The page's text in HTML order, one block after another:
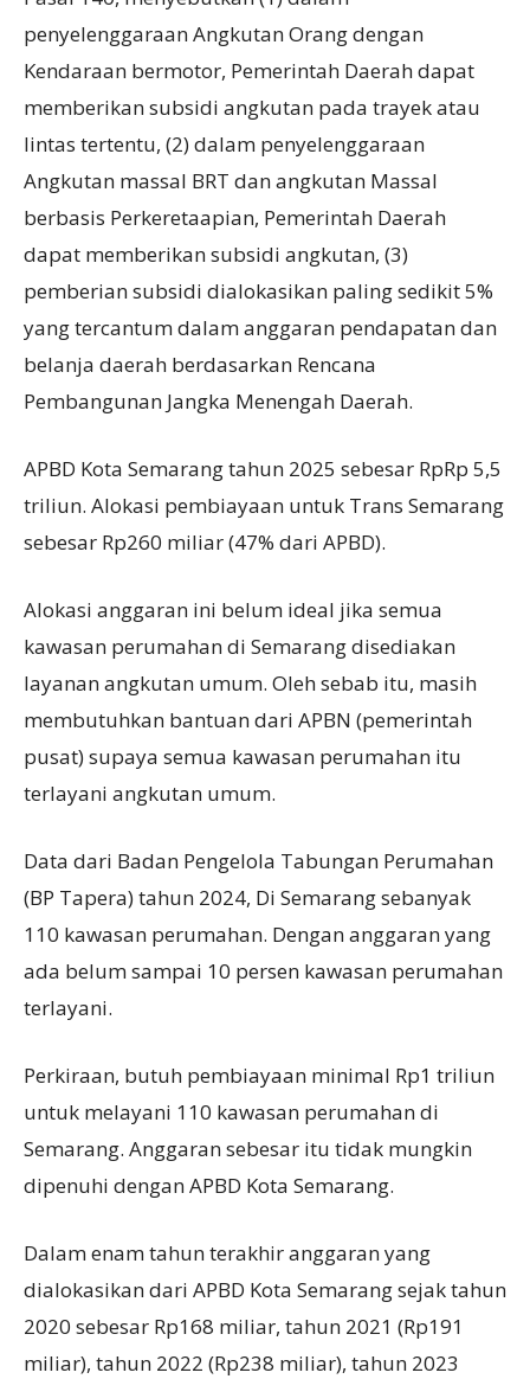
penyelenggaraan Angkutan Orang dengan
Kendaraan bermotor, Pemerintah Daerah dapat
memberikan subsidi angkutan pada trayek atau
lintas tertentu, (2) dalam penyelenggaraan
Angkutan massal BRT dan angkutan Massal
berbasis Perkeretaapian, Pemerintah Daerah
dapat memberikan subsidi angkutan, (3)
pemberian subsidi dialokasikan paling sedikit 5%
yang tercantum dalam anggaran pendapatan dan
belanja daerah berdasarkan Rencana
Pembangunan Jangka Menengah Daerah.
APBD Kota Semarang tahun 2025 sebesar RpRp 5,5
triliun. Alokasi pembiayaan untuk Trans Semarang
sebesar Rp260 miliar (47% dari APBD).
Alokasi anggaran ini belum ideal jika semua
kawasan perumahan di Semarang disediakan
layanan angkutan umum. Oleh sebab itu, masih
membutuhkan bantuan dari APBN (pemerintah
pusat) supaya semua kawasan perumahan itu
terlayani angkutan umum.
Data dari Badan Pengelola Tabungan Perumahan
(BP Tapera) tahun 2024, Di Semarang sebanyak
110 kawasan perumahan. Dengan anggaran yang
ada belum sampai 10 persen kawasan perumahan
terlayani.
Perkiraan, butuh pembiayaan minimal Rp1 triliun
untuk melayani 110 kawasan perumahan di
Semarang. Anggaran sebesar itu tidak mungkin
dipenuhi dengan APBD Kota Semarang.
Dalam enam tahun terakhir anggaran yang
dialokasikan dari APBD Kota Semarang sejak tahun
2020 sebesar Rp168 miliar, tahun 2021 (Rp191
miliar), tahun 2022 (Rp238 miliar), tahun 2023